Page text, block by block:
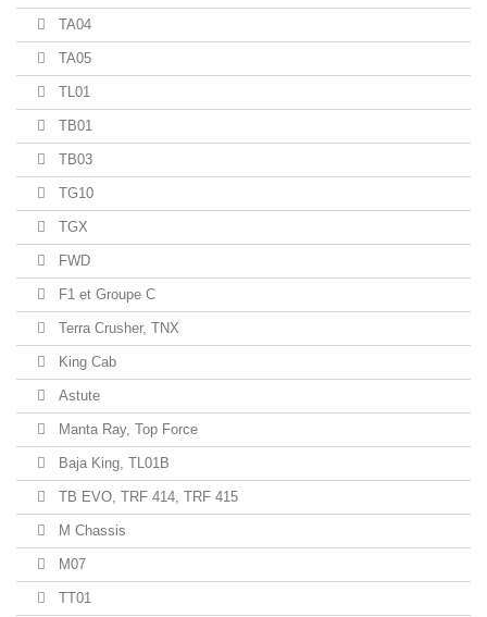
TA04
TA05
TL01
TB01
TB03
TG10
TGX
FWD
F1 et Groupe C
Terra Crusher, TNX
King Cab
Astute
Manta Ray, Top Force
Baja King, TL01B
TB EVO, TRF 414, TRF 415
M Chassis
M07
TT01